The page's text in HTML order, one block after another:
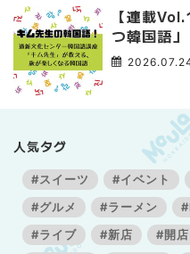
【連載
つ韓国語
3】
人気タグ
#スイーツ #イベント
#グルメ
#ラーメン
#ライブ
#新店 #開店